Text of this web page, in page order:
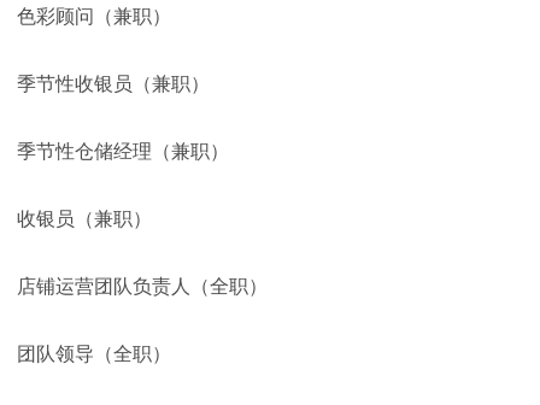
色彩顾问（兼职）
季节性收银员（兼职）
季节性仓储经理（兼职）
收银员（兼职）
店铺运营团队负责人（全职）
团队领导（全职）